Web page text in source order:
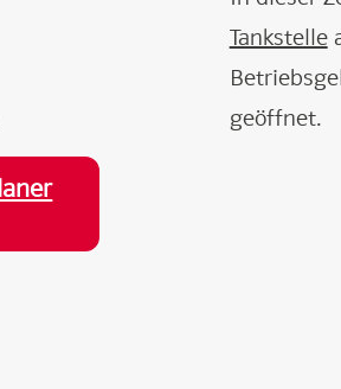
Tankstelle
geöffnet.